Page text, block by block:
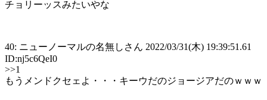
チョリーッスみたいやな
40: ニューノーマルの名無しさん 2022/03/31(木) 19:39:51.61
ID:nj5c6QeI0
>>1
もうメンドクセェよ・・・キーウだのジョージアだのｗｗｗ